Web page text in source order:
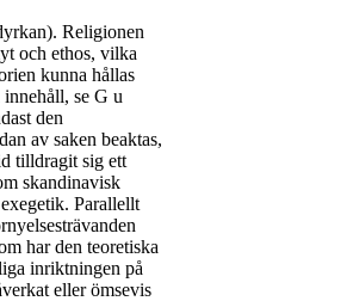
Religionen
och ethos, vilka
kunna hållas
se G u
den
av saken beaktas,
tilldragit sig ett
skandinavisk
Parallellt
har den teoretiska
inriktningen på
eller ömsevis